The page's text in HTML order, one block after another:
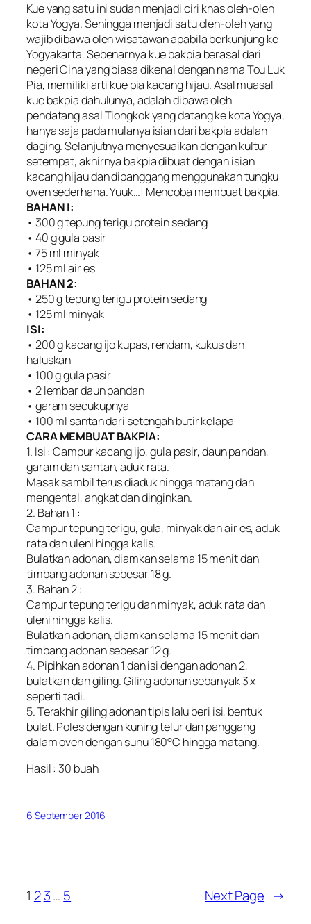
Kue yang satu ini sudah menjadi ciri khas oleh-oleh
kota Yogya. Sehingga menjadi satu oleh-oleh yang
wajib dibawa oleh wisatawan apabila berkunjung ke
Yogyakarta. Sebenarnya kue bakpia berasal dari
negeri Cina yang biasa dikenal dengan nama Tou Luk
Pia, memiliki arti kue pia kacang hijau. Asal muasal
kue bakpia dahulunya, adalah dibawa oleh
pendatang asal Tiongkok yang datang ke kota Yogya,
hanya saja pada mulanya isian dari bakpia adalah
daging. Selanjutnya menyesuaikan dengan kultur
setempat, akhirnya bakpia dibuat dengan isian
kacang hijau dan dipanggang menggunakan tungku
oven sederhana. Yuuk…! Mencoba membuat bakpia.
BAHAN I:
• 300 g tepung terigu protein sedang
• 40 g gula pasir
• 75 ml minyak
• 125 ml air es
BAHAN 2:
• 250 g tepung terigu protein sedang
• 125 ml minyak
ISI:
• 200 g kacang ijo kupas, rendam, kukus dan
haluskan
• 100 g gula pasir
• 2 lembar daun pandan
• garam secukupnya
• 100 ml santan dari setengah butir kelapa
CARA MEMBUAT BAKPIA:
1. Isi : Campur kacang ijo, gula pasir, daun pandan,
garam dan santan, aduk rata.
Masak sambil terus diaduk hingga matang dan
mengental, angkat dan dinginkan.
2. Bahan 1 :
Campur tepung terigu, gula, minyak dan air es, aduk
rata dan uleni hingga kalis.
Bulatkan adonan, diamkan selama 15 menit dan
timbang adonan sebesar 18 g.
3. Bahan 2 :
Campur tepung terigu dan minyak, aduk rata dan
uleni hingga kalis.
Bulatkan adonan, diamkan selama 15 menit dan
timbang adonan sebesar 12 g.
4. Pipihkan adonan 1 dan isi dengan adonan 2,
bulatkan dan giling. Giling adonan sebanyak 3 x
seperti tadi.
5. Terakhir giling adonan tipis lalu beri isi, bentuk
bulat. Poles dengan kuning telur dan panggang
dalam oven dengan suhu 180°C hingga matang.
Hasil : 30 buah
6 September 2016
1 2 3… 5 Next Page →